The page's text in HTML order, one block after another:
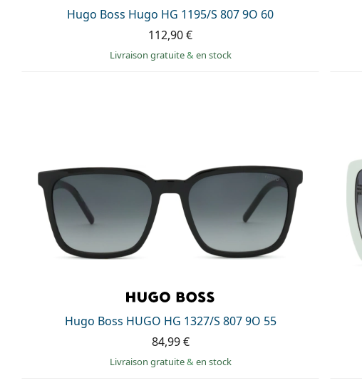
Hugo Boss Hugo HG 1195/S 807 9O 60
112,90 €
Livraison gratuite& en stock
Hugo Boss HUGO HG 1327/S 807 9O 55
84,99 €
Livraison gratuite& en stock